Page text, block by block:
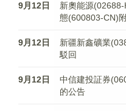
9月12日
新奧能源
態(600803-CN)
9月12日
新疆新鑫礦業
駁回
9月12日
中信建投証券
的公告